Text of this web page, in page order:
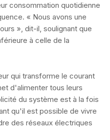
consommation quotidienne
« Nous avons une
», dit-il, soulignant que
à celle de la
qui transforme le courant
d'alimenter tous leurs
du système est à la fois
qu'il est possible de vivre
des réseaux électriques